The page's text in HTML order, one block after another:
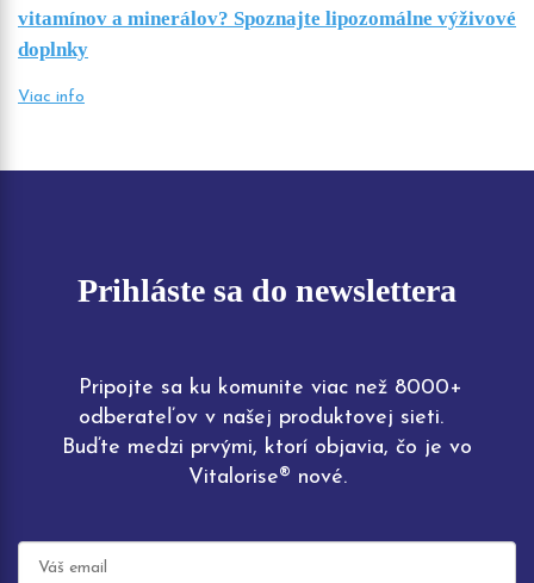
vitamínov a minerálov? Spoznajte lipozomálne výživové
doplnky
Viac info
Prihláste sa do newslettera
Pripojte sa ku komunite viac než 8000+
odberateľov v našej produktovej sieti.
Buďte medzi prvými, ktorí objavia, čo je vo
Vitalorise® nové.